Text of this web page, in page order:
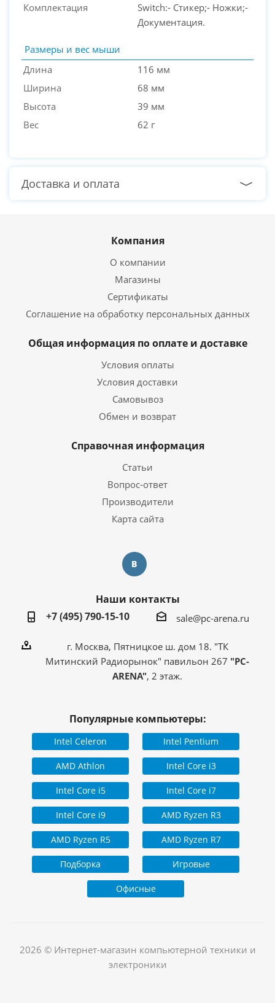
Комплектация
Switch:- Стикер;- Ножки;-
Документация.
Размеры и вес мыши
Длина
116 мм
Ширина
68 мм
Высота
39 мм
Вес
62 г
Доставка и оплата
Компания
О компании
Магазины
Сертификаты
Соглашение на обработку персональных данных
Общая информация по оплате и доставке
Условия оплаты
Условия доставки
Самовывоз
Обмен и возврат
Справочная информация
Статьи
Вопрос-ответ
Производители
Карта сайта
Наши контакты
+7 (495) 790-15-10
sale@pc-arena.ru
г. Москва, Пятницкое ш. дом 18. "ТК
Митинский Радиорынок" павильон 267 "PC-
ARENA", 2 этаж.
Популярные компьютеры:
Intel Celeron Intel Pentium
AMD Athlon Intel Core i3
Intel Core i5 Intel Core i7
Intel Core i9 AMD Ryzen R3
AMD Ryzen R5 AMD Ryzen R7
Подборка Игровые
Офисные
2026 © Интернет-магазин компьютерной техники и
электроники